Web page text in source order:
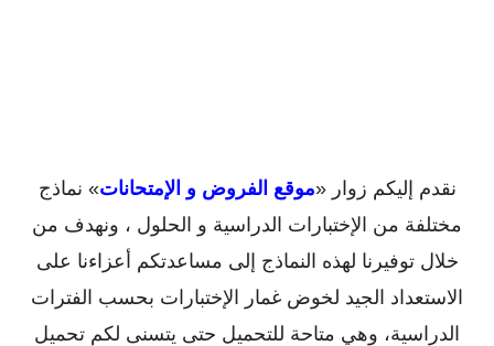
نقدم إليكم زوار «موقع الفروض و الإمتحانات» نماذج
مختلفة من الإختبارات الدراسية و الحلول ، ونهدف من
خلال توفيرنا لهذه النماذج إلى مساعدتكم أعزاءنا على
الاستعداد الجيد لخوض غمار الإختبارات بحسب الفترات
الدراسية، وهي متاحة للتحميل حتى يتسنى لكم تحميل